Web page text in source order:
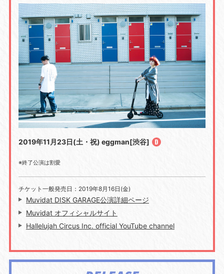
2019年11月23日(土・祝) eggman[渋谷]
※終了公演は割愛
チケット一般発売日：2019年8月16日(金)
Muvidat DISK GARAGE公演詳細ページ
Muvidat オフィシャルサイト
Hallelujah Circus Inc. official YouTube channel